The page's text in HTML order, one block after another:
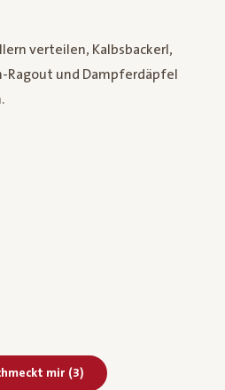
verteilen, Kalbsbackerl,
Ragout und Dampferdäpfel
mir Bereits geliked
(3)